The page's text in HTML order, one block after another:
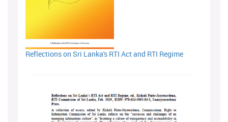
Reflections on Sri Lanka's RTI Act and RTI Regime